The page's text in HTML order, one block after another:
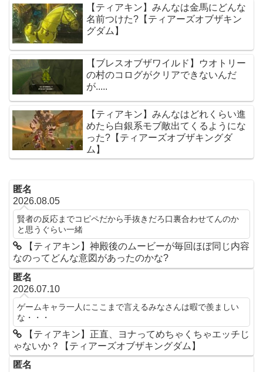
【ティアキン】みんなは金馬にどんな
名前つけた?【ティアーズオブザキン
グダム】
【ブレスオブザワイルド】ウオトリー
の村のコログがクリアできないんだ
が.....
【ティアキン】みんなはどれくらい進
めたら白銀系モブ敵出てくるようにな
った?【ティアーズオブザキングダ
ム】
匿名
2026.08.05
賢者の反応までコピペだから手抜きだろ口裏合わせてんのか
と思うぐらい一緒
【ティアキン】神殿後のムービーが毎回ほぼ同じ内容
なのってどんな意図があったのかな?
匿名
2026.07.10
ゲームキャラ一人にここまで言えるみなさんは暇で羨ましい
な・・・
【ティアキン】正直、ヨナってめちゃくちゃエッチじ
ゃないか？【ティアーズオブザキングダム】
匿名